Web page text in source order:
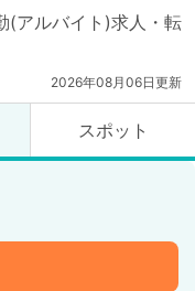
(アルバイト)求人・転
2026年08月06日更新
スポット